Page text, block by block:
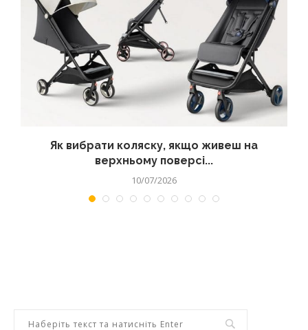
Як вибрати коляску, якщо живеш на
верхньому поверсі...
10/07/2026